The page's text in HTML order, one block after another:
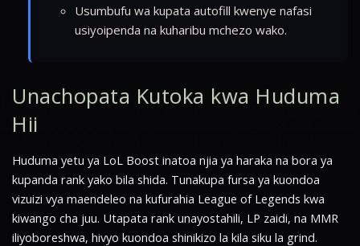
Usumbufu wa kupata autofill kwenye nafasi
usiyoipenda na kuharibu mchezo wako.
Unachopata Kutoka kwa Huduma
Hii
Huduma yetu ya LoL Boost inatoa njia ya haraka na bora ya
kupanda rank yako bila shida. Tunakupa fursa ya kuondoa
vizuizi vya maendeleo na kufurahia League of Legends kwa
kiwango cha juu. Utapata rank unayostahili, LP zaidi, na MMR
iliyoboreshwa, hivyo kuondoa shinikizo la kila siku la grind.